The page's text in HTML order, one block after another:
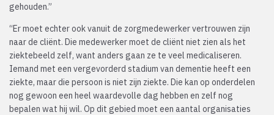
gehouden.”
“Er moet echter ook vanuit de zorgmedewerker vertrouwen zijn
naar de cliënt. Die medewerker moet de cliënt niet zien als het
ziektebeeld zelf, want anders gaan ze te veel medicaliseren.
Iemand met een vergevorderd stadium van dementie heeft een
ziekte, maar die persoon is niet zijn ziekte. Die kan op onderdelen
nog gewoon een heel waardevolle dag hebben en zelf nog
bepalen wat hij wil. Op dit gebied moet een aantal organisaties